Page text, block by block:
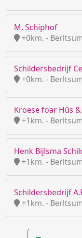
M. Schiphof
+0km. -
Schildersbedrijf
+0km. -
Kroese foar Hûs
+1km. -
Henk Bijlsma
+1km. -
Schildersbedrijf
+1km. -